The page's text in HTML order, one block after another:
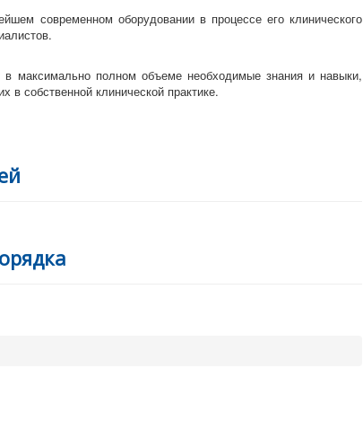
современном оборудовании в процессе его клинического
максимально полном объеме необходимые знания и навыки,
в собственной клинической практике.